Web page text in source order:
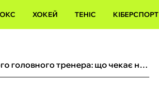
ХОКЕЙ ТЕНІС КІБЕРСПОРТ
Трубін почув думку нового головного тренера: що чекає на українця в Бенфіці після відходу Моурінью